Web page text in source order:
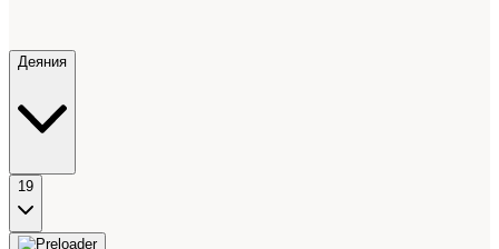
Деяния
19